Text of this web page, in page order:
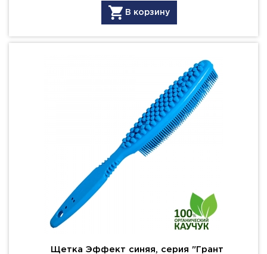
В корзину
Щетка Эффект синяя, серия "Грант